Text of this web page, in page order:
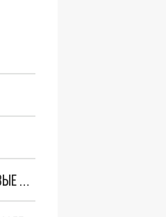
"ОЧЕНЬ ПЛОХИЕ НОВОСТИ": БОЛЬШАЯ ОШИБКА PALANTIR В РОССИИ. СТРАНЫ НАТО ВПЕРВЫЕ ЗА СВО ОСТАНОВИЛИ ПОСТАВКИ ОРУЖИЯ. ВСУ ТЕРЯЮТ ПРИГРАНИЧЬЕ?